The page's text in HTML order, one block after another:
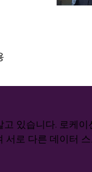
있습니다. 로케
로 다른 데이터